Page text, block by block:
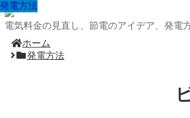
電気料金の見直し、節電のアイデア、発電
ホーム
発電方法
発電方法
発電方法
発電方法
発電方法
発電方法
発電方法
発電方法
発電方法
発電方法